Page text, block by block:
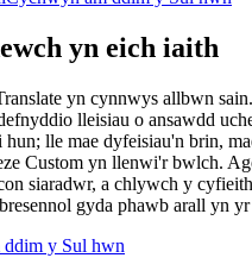
yn eich iaith
yn cynnwys allbwn
lleisiau o ansawdd
hun; lle mae dyfeisiau'n brin,
Custom yn llenwi'r bwlch.
siaradwr, a chlywch y
gyda phawb arall yn
y Sul hwn